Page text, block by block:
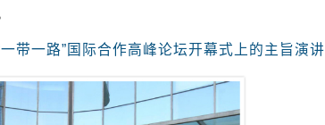
带一路”国际合作高峰论坛开幕式上的主旨演讲